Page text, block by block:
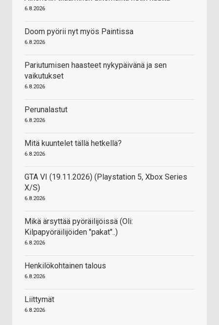
6.8.2026
Doom pyörii nyt myös Paintissa
6.8.2026
Pariutumisen haasteet nykypäivänä ja sen
vaikutukset
6.8.2026
Perunalastut
6.8.2026
Mitä kuuntelet tällä hetkellä?
6.8.2026
GTA VI (19.11.2026) (Playstation 5, Xbox Series
X/S)
6.8.2026
Mikä ärsyttää pyöräilijöissä (Oli:
Kilpapyöräilijöiden "pakat"..)
6.8.2026
Henkilökohtainen talous
6.8.2026
Liittymät
6.8.2026